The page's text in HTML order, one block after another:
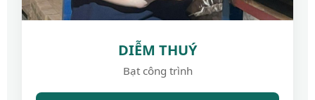
DIỄM THUÝ
Bạt công trình